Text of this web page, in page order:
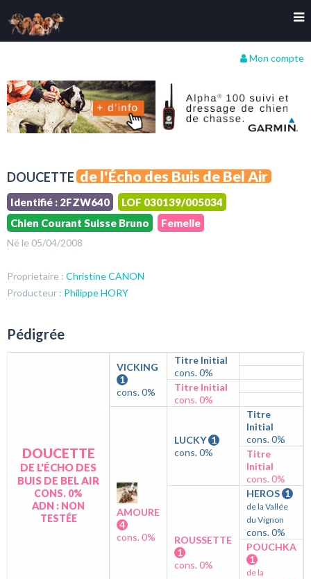
Mon compte
DOUCETTE de l'Écho des Buis de Bel Air
Identifié : 2FZW640
LOF 030139/005034
Chien Courant Suisse Bruno
Femelle
Né le 05/04/2008
Proprietaire : Christine CANON
Producteur : Philippe HORY
Pédigrée
DOUCETTE
DE L'ÉCHO DES
BUIS DE BEL AIR
CONS. 0%
ADN : NON
TESTÉE
VICKING
1
cons. 0%
Titre Initial
cons. 0%
Titre Initial
cons. 0%
AMOURE
4
cons. 0%
LUCKY 1
cons. 0%
Titre
Initial
cons. 0%
Titre
Initial
cons. 0%
ROUSSETTE
1
cons. 0%
HEROS 1
de la Vallée
du Vignon
cons. 0%
POUCHKA
1
de la